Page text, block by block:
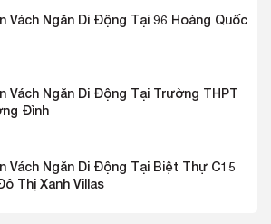
Vách Ngăn Di Động Tại 96 Hoàng Quốc
Vách Ngăn Di Động Tại Trường THPT
Đình
Vách Ngăn Di Động Tại Biệt Thự C15
Thị Xanh Villas